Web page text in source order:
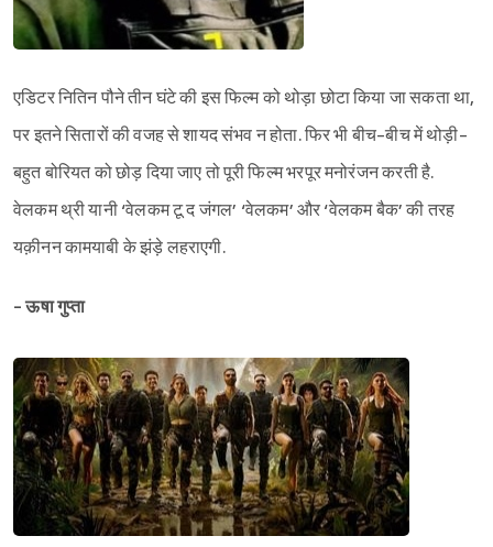
एडिटर नितिन पौने तीन घंटे की इस फिल्म को थोड़ा छोटा किया जा सकता था,
पर इतने सितारों की वजह से शायद संभव न होता. फिर भी बीच-बीच में थोड़ी-
बहुत बोरियत को छोड़ दिया जाए तो पूरी फिल्म भरपूर मनोरंजन करती है.
वेलकम थ्री यानी ‘वेलकम टू द जंगल’ ‘वेलकम’ और ‘वेलकम बैक’ की तरह
यक़ीनन कामयाबी के झंड़े लहराएगी.
- ऊषा गुप्ता